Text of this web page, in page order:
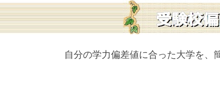
自分の学力偏差値に合った大学を、